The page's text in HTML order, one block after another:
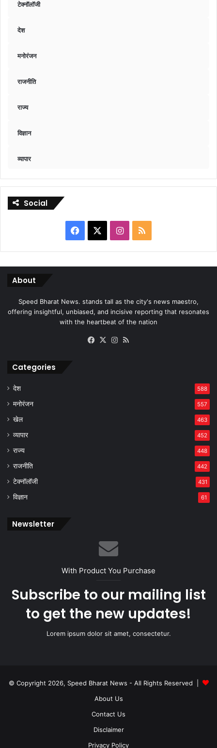
टेक्नॉलॉजी
देश
मनोरंजन
राजनीति
राज्य
विज्ञान
व्यापार
Social
Facebook Instagram
RSS
About
Speed Bharat News. stands tall as the city's news maestro,
offering insightful, unbiased, and incisive reporting that resonates
with the heartbeat of the nation
Facebook
X Instagram
Categories
देश 588
मनोरंजन 557
खेल 463
व्यापार 452
राज्य 448
राजनीति 442
टेक्नॉलॉजी 431
विज्ञान 61
Newsletter
With Product You Purchase
Subscribe to our mailing list
to get the new updates!
Lorem ipsum dolor sit amet, consectetur.
© Copyright 2026, Speed Bharat News - All Rights Reserved |
About Us
Contact Us
Disclaimer
Privacy Policy